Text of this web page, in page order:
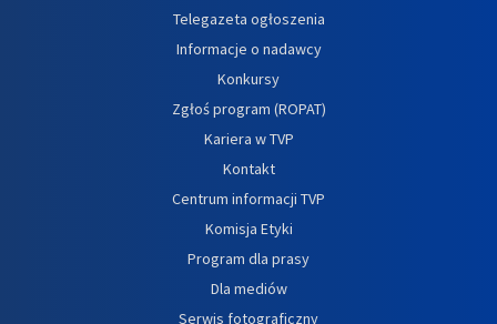
Telegazeta ogłoszenia
Informacje o nadawcy
Konkursy
Zgłoś program (ROPAT)
Kariera w TVP
Kontakt
Centrum informacji TVP
Komisja Etyki
Program dla prasy
Dla mediów
Serwis fotograficzny